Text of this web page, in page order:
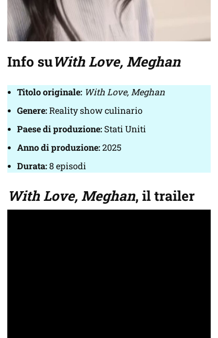
Info suWith Love, Meghan
Titolo originale: With Love, Meghan
Genere:Reality show culinario
Paese di produzione: Stati Uniti
Anno di produzione:2025
Durata:8 episodi
With Love, Meghan, il trailer